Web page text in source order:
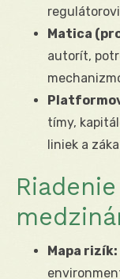
Matica
autorít,
tímy,
liniek a
Mapa rizík: